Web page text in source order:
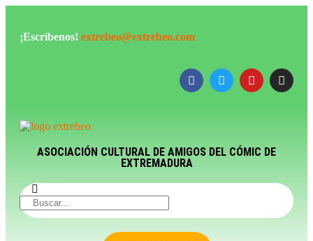
¡Escríbenos! extrebeo@extrebeo.com
ASOCIACIÓN CULTURAL DE AMIGOS DEL CÓMIC DE
EXTREMADURA